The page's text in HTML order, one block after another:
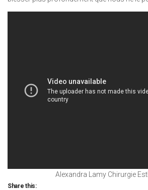
Alexandra Lamy Chirurgie
Share this: